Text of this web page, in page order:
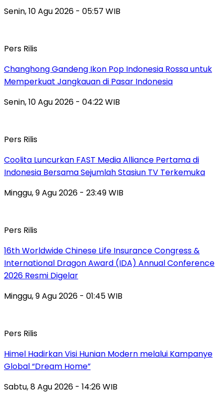
Senin, 10 Agu 2026 - 05:57 WIB
Pers Rilis
Changhong Gandeng Ikon Pop Indonesia Rossa untuk
Memperkuat Jangkauan di Pasar Indonesia
Senin, 10 Agu 2026 - 04:22 WIB
Pers Rilis
Coolita Luncurkan FAST Media Alliance Pertama di
Indonesia Bersama Sejumlah Stasiun TV Terkemuka
Minggu, 9 Agu 2026 - 23:49 WIB
Pers Rilis
16th Worldwide Chinese Life Insurance Congress &
International Dragon Award (IDA) Annual Conference
2026 Resmi Digelar
Minggu, 9 Agu 2026 - 01:45 WIB
Pers Rilis
Himel Hadirkan Visi Hunian Modern melalui Kampanye
Global “Dream Home”
Sabtu, 8 Agu 2026 - 14:26 WIB